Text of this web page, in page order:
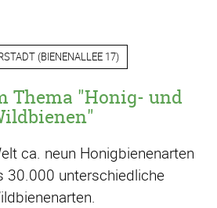
(BIENENALLEE 17)
Thema "Honig- und
ca. neun Honigbienenarten
30.000 unterschiedliche